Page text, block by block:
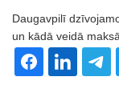
Daugavpilī
un kādā veidā